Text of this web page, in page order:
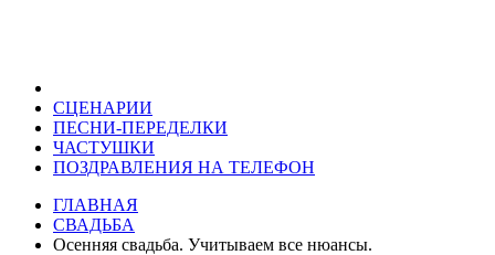
СЦЕНАРИИ
ПЕСНИ-ПЕРЕДЕЛКИ
ЧАСТУШКИ
ПОЗДРАВЛЕНИЯ НА ТЕЛЕФОН
ГЛАВНАЯ
СВАДЬБА
Осенняя свадьба. Учитываем все нюансы.